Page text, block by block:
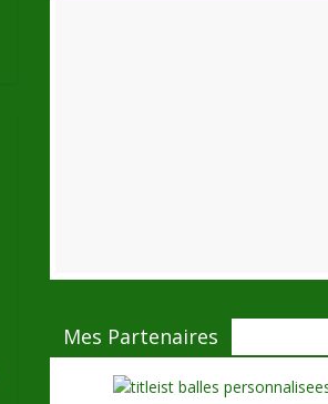
Mes Partenaires